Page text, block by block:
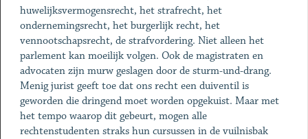
huwelijksvermogensrecht, het strafrecht, het
ondernemingsrecht, het burgerlijk recht, het
vennootschapsrecht, de strafvordering. Niet alleen het
parlement kan moeilijk volgen. Ook de magistraten en
advocaten zijn murw geslagen door de sturm-und-drang.
Menig jurist geeft toe dat ons recht een duiventil is
geworden die dringend moet worden opgekuist. Maar met
het tempo waarop dit gebeurt, mogen alle
rechtenstudenten straks hun cursussen in de vuilnisbak